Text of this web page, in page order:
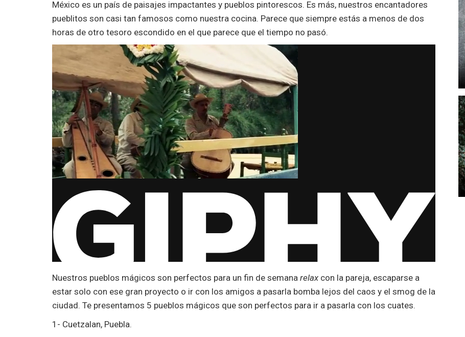
México es un país de paisajes impactantes y pueblos pintorescos. Es más, nuestros encantadores
pueblitos son casi tan famosos como nuestra cocina. Parece que siempre estás a menos de dos
horas de otro tesoro escondido en el que parece que el tiempo no pasó.
Nuestros pueblos mágicos son perfectos para un fin de semana relax con la pareja, escaparse a
estar solo con ese gran proyecto o ir con los amigos a pasarla bomba lejos del caos y el smog de la
ciudad. Te presentamos 5 pueblos mágicos que son perfectos para ir a pasarla con los cuates.
1- Cuetzalan, Puebla.